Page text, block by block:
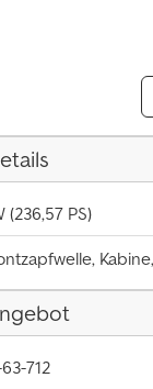
(236,57 PS)
712